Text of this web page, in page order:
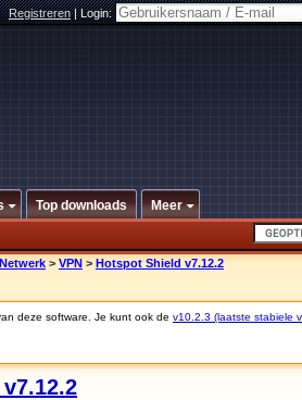
Registreren|Login:
Top downloads Meer
Netwerk > VPN > Hotspot Shield v7.12.2
deze software. Je kunt ook de v10.2.3 (laatste stabiele